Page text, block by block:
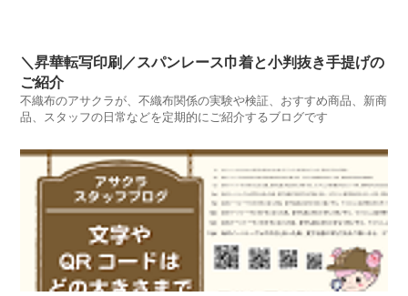
＼昇華転写印刷／スパンレース巾着と小判抜き手提げの
ご紹介
不織布のアサクラが、不織布関係の実験や検証、おすすめ商品、新商
品、スタッフの日常などを定期的にご紹介するブログです